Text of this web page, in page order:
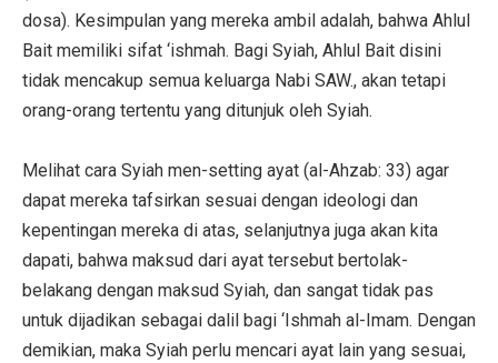
dosa). Kesimpulan yang mereka ambil adalah, bahwa Ahlul
Bait memiliki sifat ‘ishmah. Bagi Syiah, Ahlul Bait disini
tidak mencakup semua keluarga Nabi SAW., akan tetapi
orang-orang tertentu yang ditunjuk oleh Syiah.
Melihat cara Syiah men-setting ayat (al-Ahzab: 33) agar
dapat mereka tafsirkan sesuai dengan ideologi dan
kepentingan mereka di atas, selanjutnya juga akan kita
dapati, bahwa maksud dari ayat tersebut bertolak-
belakang dengan maksud Syiah, dan sangat tidak pas
untuk dijadikan sebagai dalil bagi ‘Ishmah al-Imam. Dengan
demikian, maka Syiah perlu mencari ayat lain yang sesuai,